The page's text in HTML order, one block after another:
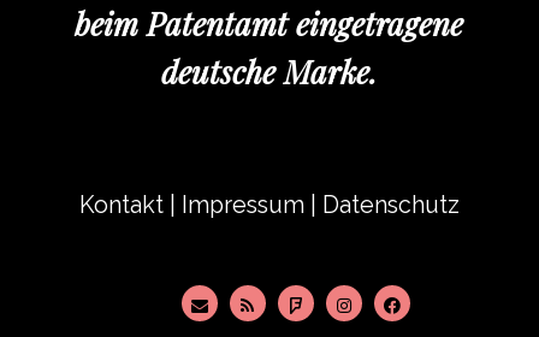
beim Patentamt eingetragene
deutsche Marke.
Kontakt Impressum Datenschutz